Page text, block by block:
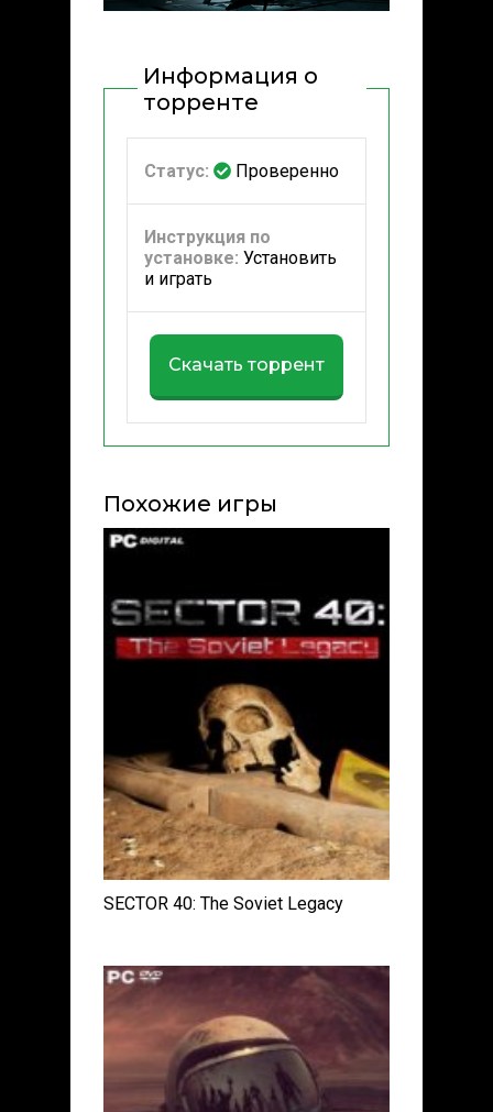
Информация о
торренте
Статус: Проверенно
Инструкция по
установке: Установить
и играть
Скачать торрент
Похожие игры
SECTOR 40: The Soviet Legacy